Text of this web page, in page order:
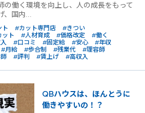
の働く環境を向上し、人の成長をもって
、国内...
ト #カット専門店
#きつい
ット #人材育成 #価格改定
#働く
#口コミ #固定給 #安心
#年収
#月給 #歩合制 #残業代
#理容師
#評判 #賃上げ #高収入
QBハウスは、ほんとうに
働きやすいの！？